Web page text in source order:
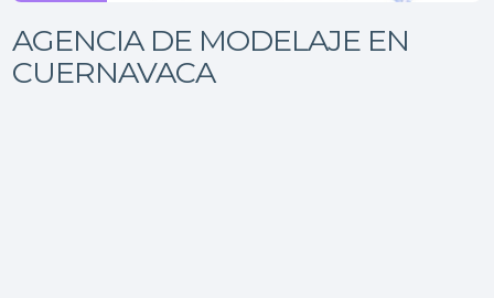
AGENCIA DE MODELAJE EN
CUERNAVACA